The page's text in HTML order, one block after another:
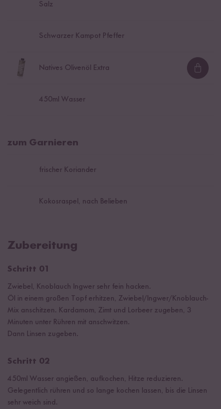
Salz
Schwarzer Kampot Pfeffer
Natives Olivenöl Extra
450ml Wasser
zum Garnieren
frischer Koriander
Kokosraspel, nach Belieben
Zubereitung
Schritt 01
Zwiebel, Knoblauch Ingwer sehr fein hacken.
Öl in einem großen Topf erhitzen, Zwiebel/Ingwer/Knoblauch-
Mix anschitzen. Kardamom, Zimt und Lorbeer zugeben, 3
Minuten unter Rühren mit anschwitzen.
Dann Linsen zugeben.
Schritt 02
450ml Wasser angießen, aufkochen, Hitze reduzieren.
Gelegentlich rühren und so lange kochen lassen, bis die Linsen
sehr weich sind.